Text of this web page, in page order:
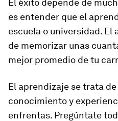
El éxito depende de
es entender que el
escuela o universidad. El
de memorizar unas
mejor promedio de tu
El aprendizaje se trata
conocimiento y
enfrentas. Pregúntate